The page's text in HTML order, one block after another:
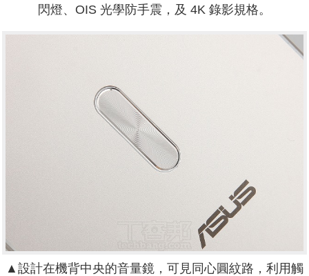
閃燈、OIS 光學防手震，及 4K 錄影規格。
▲設計在機背中央的音量鏡，可見同心圓紋路，利用觸